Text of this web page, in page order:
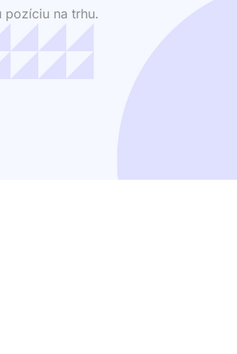
na trhu.